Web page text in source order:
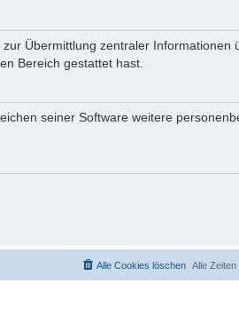
Übermittlung zentraler Informationen
Bereich gestattet hast.
seiner Software weitere
Alle Zeiten
Alle Cookies löschen